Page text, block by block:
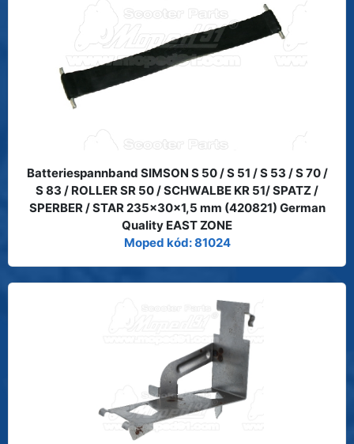
Batteriespannband SIMSON S 50 / S 51 / S 53 / S 70 /
S 83 / ROLLER SR 50 / SCHWALBE KR 51/ SPATZ /
SPERBER / STAR 235x30x1,5 mm (420821) German
Quality EAST ZONE
Moped kód: 81024